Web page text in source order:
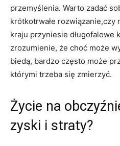
przemyślenia. Warto zadać
krótkotrwałe rozwiązanie,czy
kraju przyniesie długofalowe
zrozumienie, że choć może
biedą, bardzo często może
którymi trzeba się zmierzyć.
Życie na
zyski i straty?